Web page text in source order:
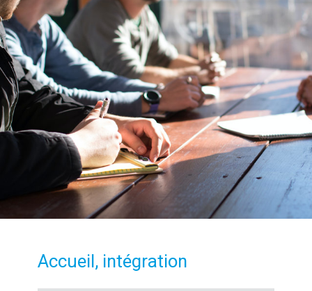
Accueil, intégration